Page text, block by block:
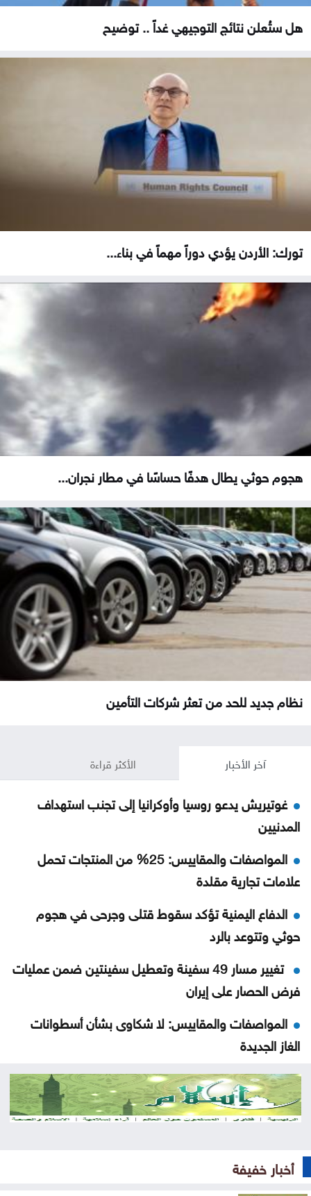
هل ستُعلن نتائج التوجيهي غداً .. توضيح
تورك: الأردن يؤدي دوراً مهماً في بناء...
هجوم حوثي يطال هدفًا حساسًا في مطار نجران...
نظام جديد للحد من تعثر شركات التأمين
آخر الأخبار الأكثر قراءة
غوتيريش يدعو روسيا وأوكرانيا إلى تجنب استهداف
المدنيين
المواصفات والمقاييس: 25% من المنتجات تحمل
علامات تجارية مقلدة
الدفاع اليمنية تؤكد سقوط قتلى وجرحى في هجوم
حوثي وتتوعد بالرد
تغيير مسار 49 سفينة وتعطيل سفينتين ضمن عمليات
فرض الحصار على إيران
المواصفات والمقاييس: لا شكاوى بشأن أسطوانات
الغاز الجديدة
المواصفات والمقاييس: لا خلل في محطات المحروقات
أو مادة البنزين
أخبار خفيفة